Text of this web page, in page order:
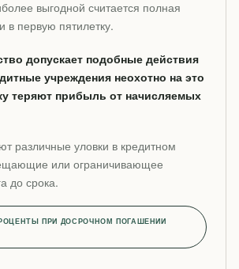
выгодной считается полная
в первую пятилетку.
допускает подобные действия
учреждения неохотно на это
теряют прибыль от начисляемых
различные уловки в кредитном
или ограничивающее
до срока.
ПРИ ДОСРОЧНОМ ПОГАШЕНИИ